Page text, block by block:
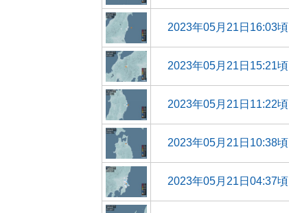
2023年05月21日16:03頃
2023年05月21日15:21頃
2023年05月21日11:22頃
2023年05月21日10:38頃
2023年05月21日04:37頃